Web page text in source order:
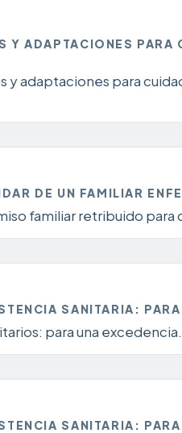
ADAPTACIONES PARA
adaptaciones para
DE UN FAMILIAR
familiar retribuido para
SANITARIA:
para una excedencia.
SANITARIA: